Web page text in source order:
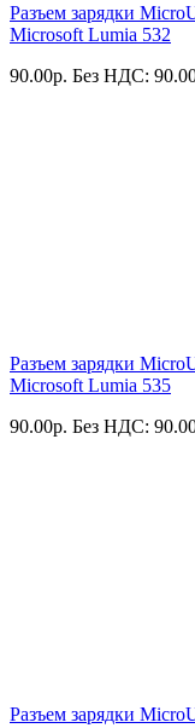
Разъем зарядки
Microsoft Lumia 532
90.00р. Без НДС:
Разъем зарядки
Microsoft Lumia 535
90.00р. Без НДС:
Разъем зарядки